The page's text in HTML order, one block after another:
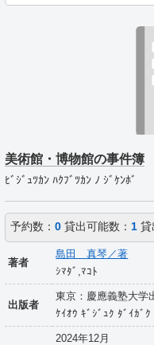
美術館・博物館の事件簿
ﾋﾞｼﾞｭﾂｶﾝ ﾊｸﾌﾞﾂｶﾝ ﾉ ｼﾞｹﾝﾎﾞ
予約数： 0貸出可能数： 1貸
著者
島田 真琴／著
ｼﾏﾀﾞ,ﾏｺﾄ
出版者
東京：慶應義塾大学
ｹｲｵｳ ｷﾞｼﾞｭｸ ﾀﾞｲｶﾞｸ
2024年12月